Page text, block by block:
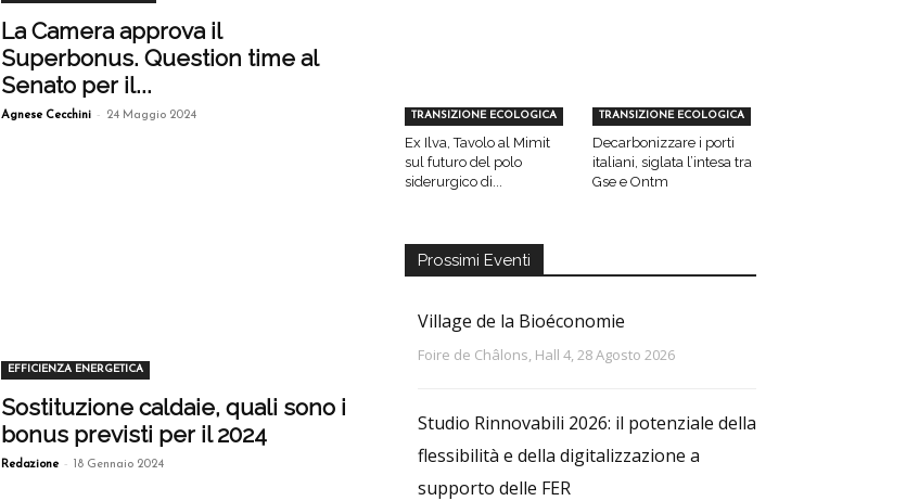
La Camera approva il
Superbonus. Question time al
Senato per il...
Agnese Cecchini - 24 Maggio 2024
EFFICIENZA ENERGETICA
Sostituzione caldaie, quali sono i
bonus previsti per il 2024
Redazione - 18 Gennaio 2024
TRANSIZIONE ECOLOGICA
Ex Ilva, Tavolo al Mimit
sul futuro del polo
siderurgico di...
TRANSIZIONE ECOLOGICA
Decarbonizzare i porti
italiani, siglata l’intesa tra
Gse e Ontm
Prossimi Eventi
Village de la Bioéconomie
Foire de Châlons, Hall 4, 28 Agosto 2026
Studio Rinnovabili 2026: il potenziale della
flessibilità e della digitalizzazione a
supporto delle FER